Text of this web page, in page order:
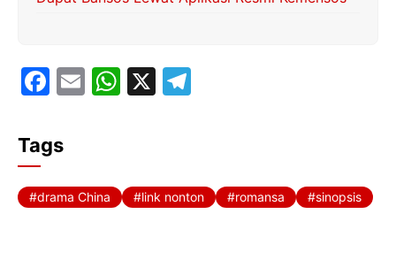
F
c
e
b
E
W
A
X
a
Tags
drama China link nonton romansa sinopsis